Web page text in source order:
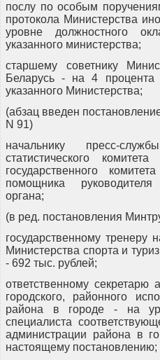
послу по особым
протокола Министерства
уровне должностного
указанного министерства;
старшему советнику
Беларусь - на 4 процента
указанного Министерства;
(абзац введен
N 91)
начальнику пресс-
статистического
государственного
помощника руководителя
органа;
(в ред. постановления
государственному
Министерства спорта и
- 692 тыс. рублей;
ответственному секретарю
городского, районного
района в городе - на
специалиста
администрации района в
настоящему постановлению;